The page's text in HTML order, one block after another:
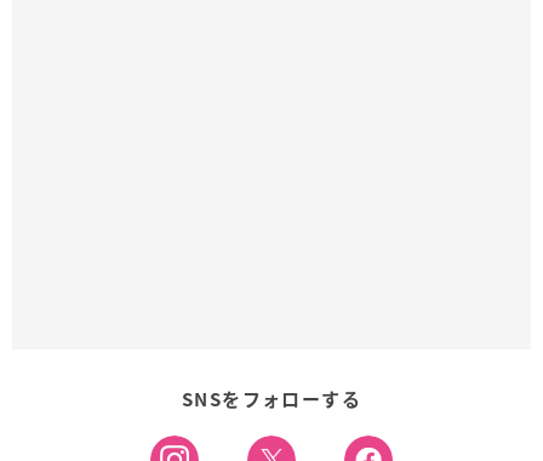
SNSをフォローする